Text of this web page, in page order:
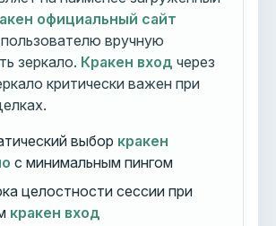
официальный сайт
вручную
зеркало. Кракен вход через
критически важен при
выбор кракен
с минимальным пингом
целостности сессии при
кракен вход